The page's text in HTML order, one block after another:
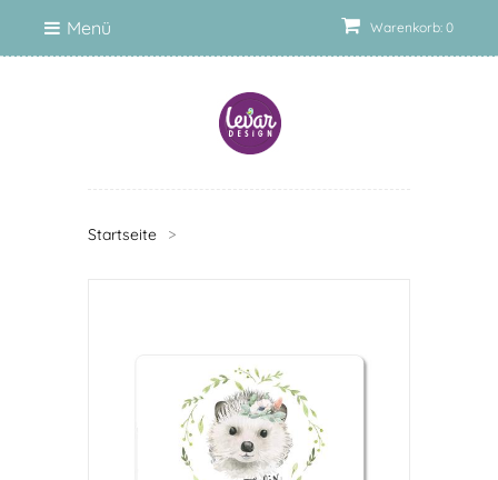
Warenkorb: 0
Menü
Startseite >